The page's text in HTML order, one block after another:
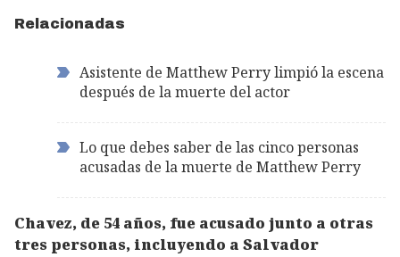
Relacionadas
Asistente de Matthew Perry limpió la escena
después de la muerte del actor
Lo que debes saber de las cinco personas
acusadas de la muerte de Matthew Perry
Chavez, de 54 años, fue acusado junto a otras
tres personas, incluyendo a Salvador